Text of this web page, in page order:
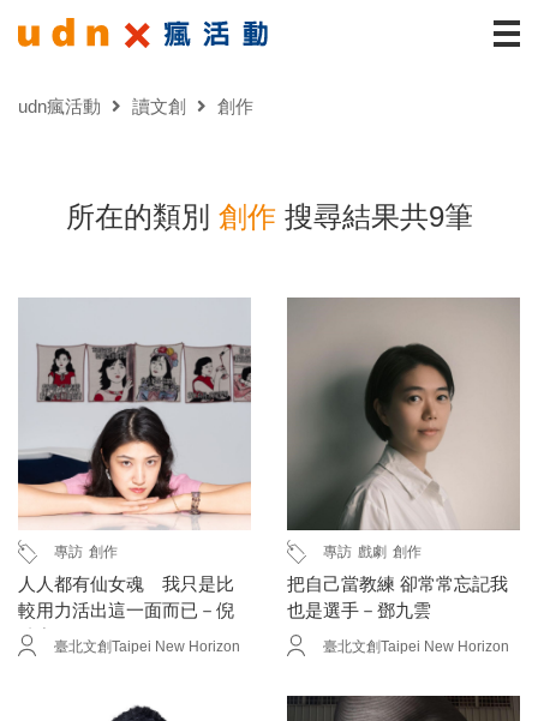
udn瘋活動 讀文創 創作
所在的類別 創作搜尋結果共9筆
專訪 創作
人人都有仙女魂 我只是比
較用力活出這一面而已－倪
瑞宏
臺北文創Taipei New Horizon
專訪 戲劇 創作
把自己當教練 卻常常忘記我
也是選手－鄧九雲
臺北文創Taipei New Horizon